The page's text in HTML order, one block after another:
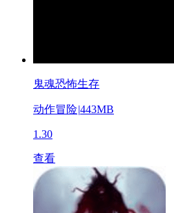
鬼魂恐怖生存
动作冒险|443MB
1.30
查看